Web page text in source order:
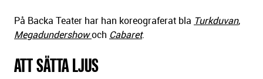
På Backa Teater har han koreograferat bla Turkduvan,
Megadundershowoch Cabaret.
ATT SÄTTA LJUS